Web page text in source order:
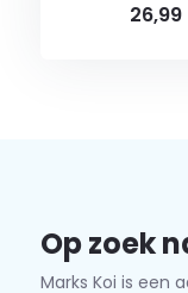
26,99
Op zoek
Marks Koi is een